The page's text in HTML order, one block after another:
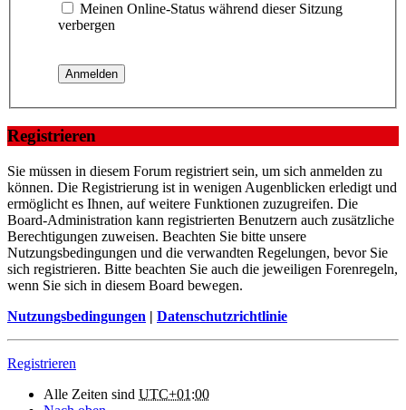
Meinen Online-Status während dieser Sitzung
verbergen
Registrieren
Sie müssen in diesem Forum registriert sein, um sich anmelden zu
können. Die Registrierung ist in wenigen Augenblicken erledigt und
ermöglicht es Ihnen, auf weitere Funktionen zuzugreifen. Die
Board-Administration kann registrierten Benutzern auch zusätzliche
Berechtigungen zuweisen. Beachten Sie bitte unsere
Nutzungsbedingungen und die verwandten Regelungen, bevor Sie
sich registrieren. Bitte beachten Sie auch die jeweiligen Forenregeln,
wenn Sie sich in diesem Board bewegen.
Nutzungsbedingungen | Datenschutzrichtlinie
Registrieren
Alle Zeiten sind UTC+01:00